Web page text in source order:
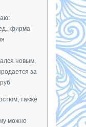
фирма
новым,
за
также
можно